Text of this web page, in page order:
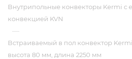
Внутрипольные конвекторы Kermi с
конвекцией KVN
—
Встраиваемый в пол конвектор
высота 80 мм, длина 2250 мм